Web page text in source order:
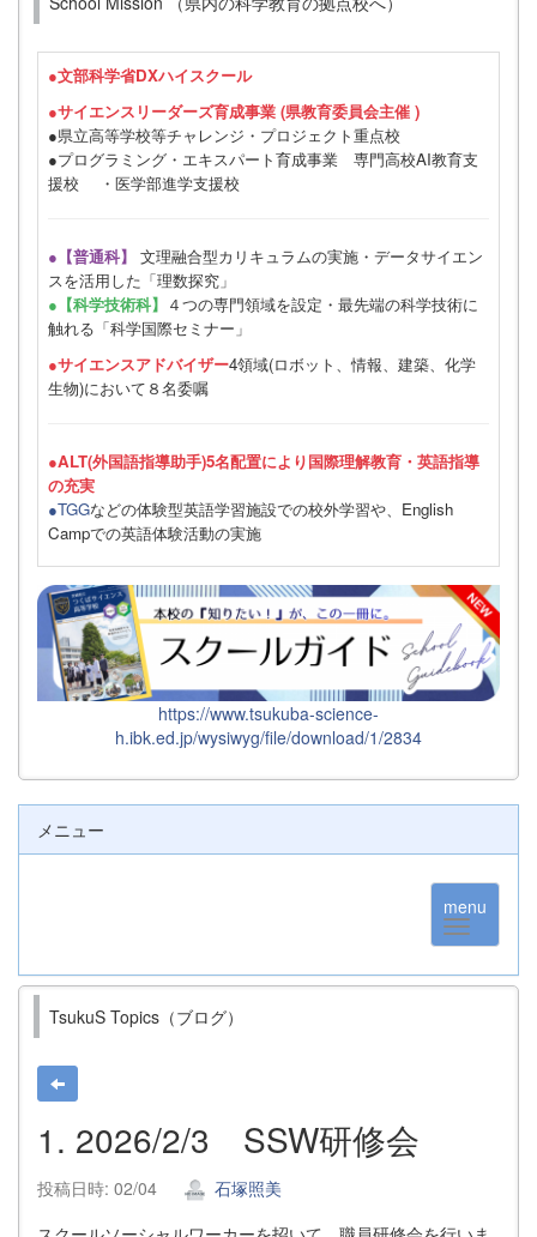
●文部科学省DXハイスクール
●サイエンスリーダーズ育成事業 (県教育委員会主催 )
●県立高等学校等チャレンジ・プロジェクト重点校
●プログラミング・エキスパート育成事業 専門高校AI教育支
援校 ・医学部進学支援校
●【普通科】 文理融合型カリキュラムの実施・データサイエン
スを活用した「理数探究」
●【科学技術科】 ４つの専門領域を設定・最先端の科学技術に
触れる「科学国際セミナー」
●サイエンスアドバイザー4領域(ロボット、情報、建築、化学
生物)において８名委嘱
●ALT(外国語指導助手)5名配置により国際理解教育・英語指導
の充実
●TGGなどの体験型英語学習施設での校外学習や、English
Campでの英語体験活動の実施
https://www.tsukuba-science-
h.ibk.ed.jp/wysiwyg/file/download/1/2834
メニュー
menu
TsukuS Topics（ブログ）
1. 2026/2/3 SSW研修会
投稿日時: 02/04
石塚照美